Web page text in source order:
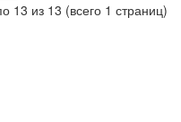
13 из 13 (всего 1 страниц)